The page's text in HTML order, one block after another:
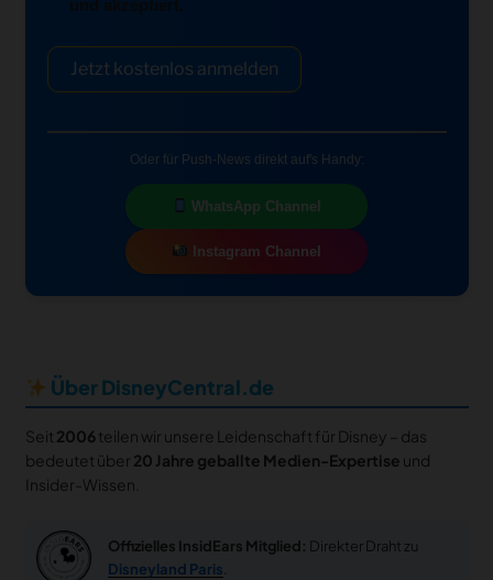
und akzeptiert.
Jetzt kostenlos anmelden
Oder für Push-News direkt auf's Handy:
WhatsApp Channel
Instagram Channel
Über DisneyCentral.de
Seit 2006teilen wir unsere Leidenschaft für Disney – das
bedeutet über 20 Jahre geballte Medien-Expertise und
Insider-Wissen.
Offizielles InsidEars Mitglied: Direkter Draht zu
Disneyland Paris